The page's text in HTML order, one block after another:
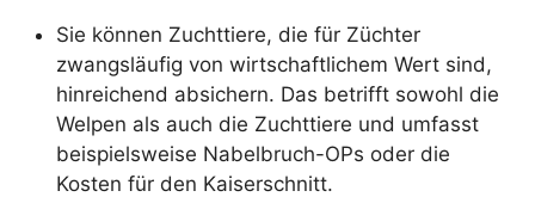
Sie können Zuchttiere, die für Züchter
zwangsläufig von wirtschaftlichem Wert sind,
hinreichend absichern. Das betrifft sowohl die
Welpen als auch die Zuchttiere und umfasst
beispielsweise Nabelbruch-OPs oder die
Kosten für den Kaiserschnitt.